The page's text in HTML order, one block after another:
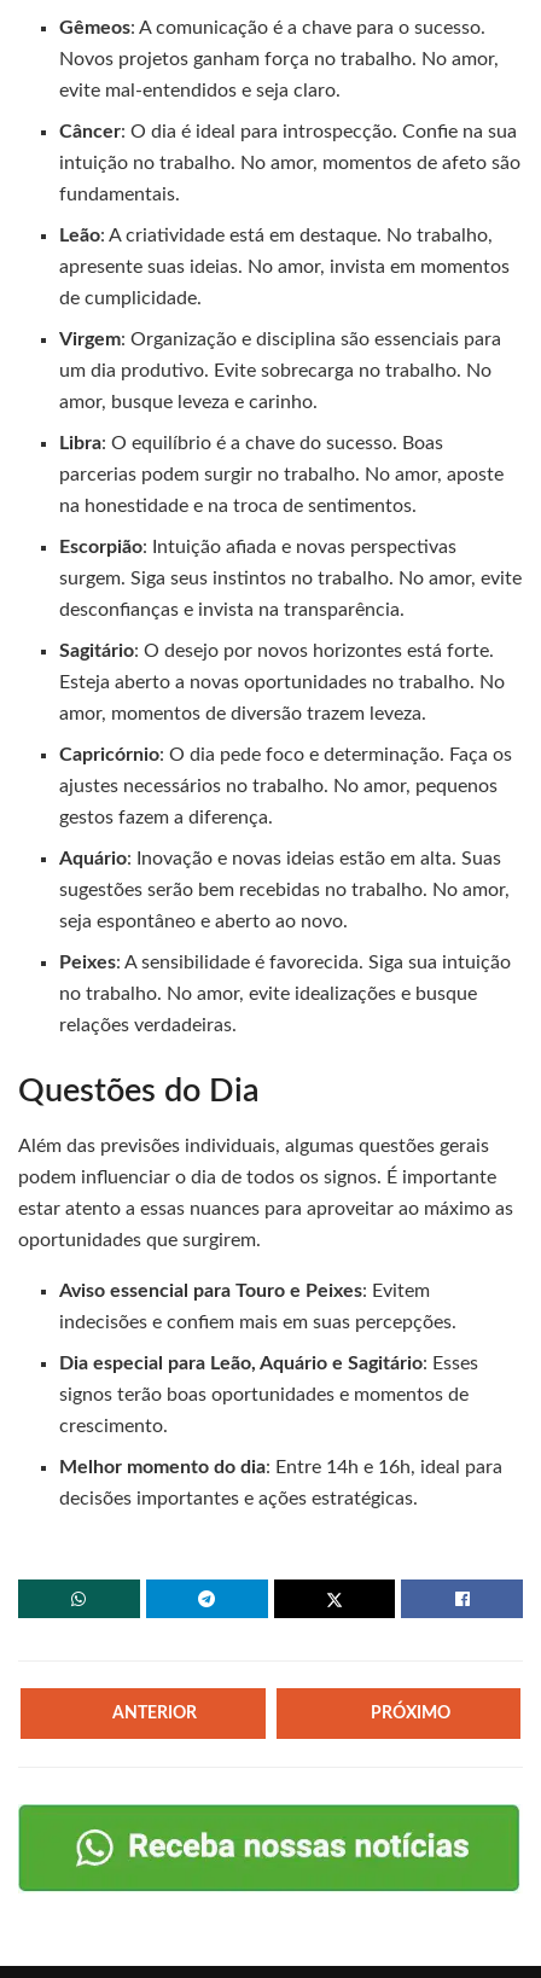
Gêmeos: A comunicação é a chave para o sucesso.
Novos projetos ganham força no trabalho. No amor,
evite mal-entendidos e seja claro.
Câncer: O dia é ideal para introspecção. Confie na sua
intuição no trabalho. No amor, momentos de afeto são
fundamentais.
Leão: A criatividade está em destaque. No trabalho,
apresente suas ideias. No amor, invista em momentos
de cumplicidade.
Virgem: Organização e disciplina são essenciais para
um dia produtivo. Evite sobrecarga no trabalho. No
amor, busque leveza e carinho.
Libra: O equilíbrio é a chave do sucesso. Boas
parcerias podem surgir no trabalho. No amor, aposte
na honestidade e na troca de sentimentos.
Escorpião: Intuição afiada e novas perspectivas
surgem. Siga seus instintos no trabalho. No amor, evite
desconfianças e invista na transparência.
Sagitário: O desejo por novos horizontes está forte.
Esteja aberto a novas oportunidades no trabalho. No
amor, momentos de diversão trazem leveza.
Capricórnio: O dia pede foco e determinação. Faça os
ajustes necessários no trabalho. No amor, pequenos
gestos fazem a diferença.
Aquário: Inovação e novas ideias estão em alta. Suas
sugestões serão bem recebidas no trabalho. No amor,
seja espontâneo e aberto ao novo.
Peixes: A sensibilidade é favorecida. Siga sua intuição
no trabalho. No amor, evite idealizações e busque
relações verdadeiras.
Questões do Dia
Além das previsões individuais, algumas questões gerais
podem influenciar o dia de todos os signos. É importante
estar atento a essas nuances para aproveitar ao máximo as
oportunidades que surgirem.
Aviso essencial para Touro e Peixes: Evitem
indecisões e confiem mais em suas percepções.
Dia especial para Leão, Aquário e Sagitário: Esses
signos terão boas oportunidades e momentos de
crescimento.
Melhor momento do dia: Entre 14h e 16h, ideal para
decisões importantes e ações estratégicas.
ANTERIOR PRÓXIMO